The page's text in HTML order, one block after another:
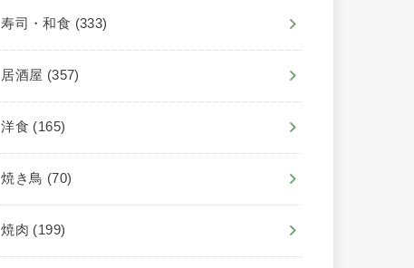
寿司・和食 (333)
居酒屋 (357)
洋食 (165)
焼き鳥 (70)
焼肉 (199)